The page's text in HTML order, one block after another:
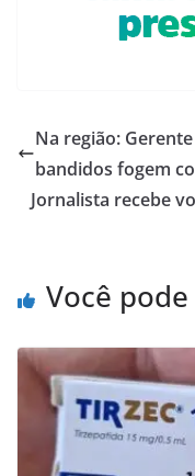
Na região:
bandidos fogem
Jornalista recebe
Você